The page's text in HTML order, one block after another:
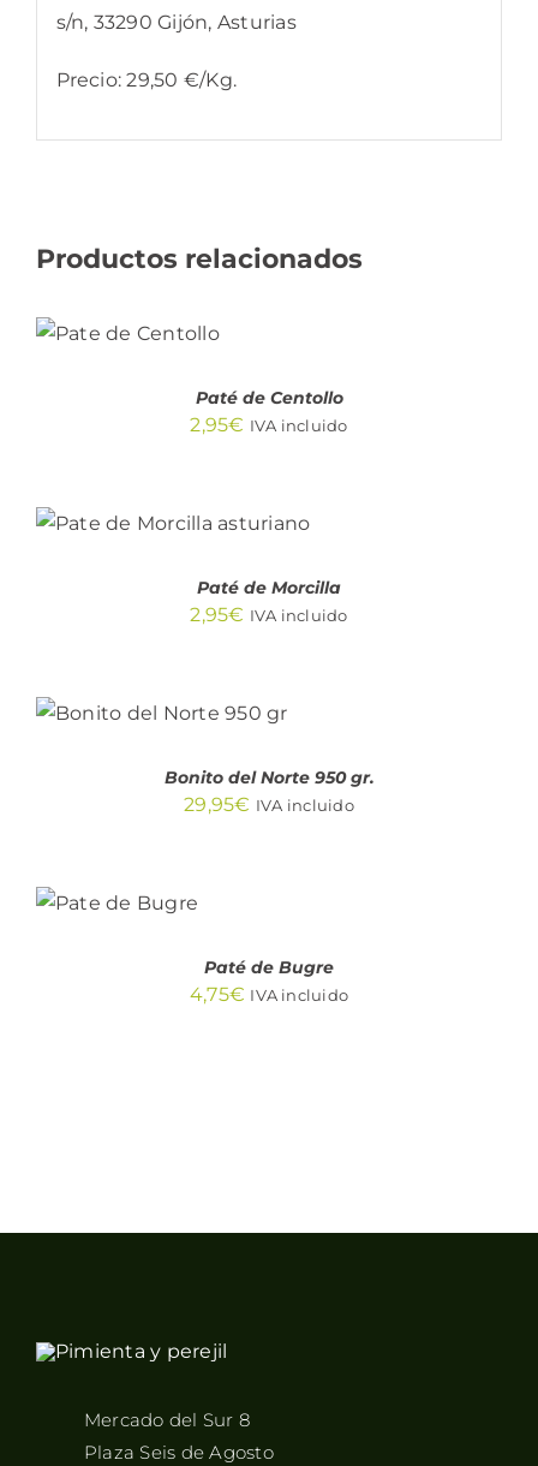
s/n, 33290 Gijón, Asturias
Precio: 29,50 €/Kg.
Productos relacionados
CARRITO
Paté de Centollo
2,95€ IVA incluido
CARRITO
Paté de Morcilla
2,95€ IVA incluido
CARRITO
/
Bonito del Norte 950 gr.
29,95€ IVA incluido
CARRITO
Paté de Bugre
4,75€ IVA incluido
Mercado del Sur 8
Plaza Seis de Agosto